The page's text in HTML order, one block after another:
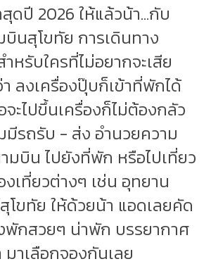
ดปี 2026 ให้แล้วน้า...กับ
นสุโขทัย การเดินทาง
หรับใครที่ไม่อยากจะเสีย
า ลงเครื่องปุ๊บก็เข้าที่พักได้
จะไปขึ้นเครื่องก็ไม่ต้องกลัว
มีรถรับ - ส่ง อำนวยความ
มบิน ไปยังที่พัก หรือไปเที่ยว
เที่ยวต่างๆ เช่น อุทยาน
โขทัย ให้ด้วยน้า แอดเลยคัด
กสวยๆ น่าพัก บรรยากาศ
มาเลือกจองกันเลย